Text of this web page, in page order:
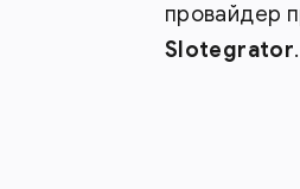
провайдер
Slotegrator.